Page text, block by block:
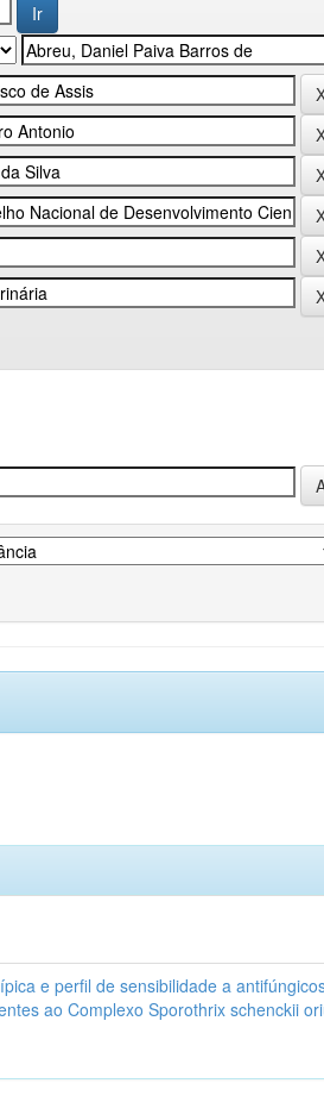
e perfil de sensibilidade a
ao Complexo Sporothrix schenckii